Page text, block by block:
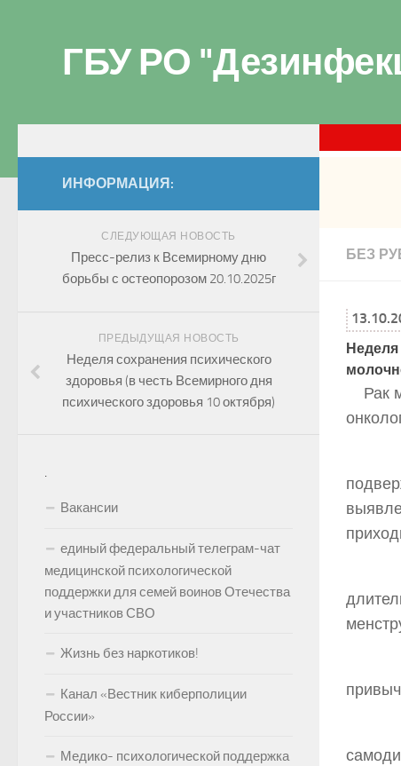
ГБУ РО
БЕЗ
Рак
К
ИНФОРМАЦИЯ:
СЛЕДУЮЩАЯ НОВОСТЬ
Пресс-релиз к Всемирному дню
борьбы с остеопорозом 20.10.2025г
ПРЕДЫДУЩАЯ НОВОСТЬ
Неделя сохранения психического
здоровья (в честь Всемирного дня
психического здоровья 10 октября)
.
Вакансии
единый федеральный телеграм-чат
медицинской психологической
поддержки для семей воинов Отечества
и участников СВО
Жизнь без наркотиков!
Канал «Вестник киберполиции
России»
Медико- психологической поддержка